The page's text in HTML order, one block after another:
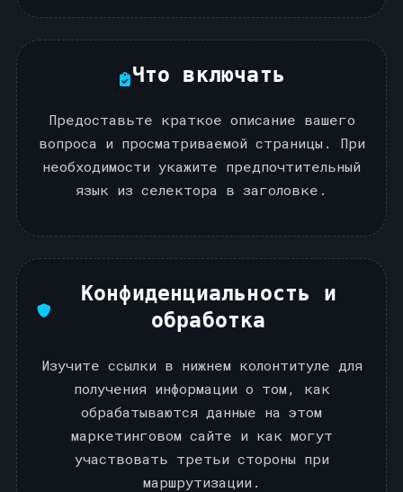
Что включать
Предоставьте краткое описание вашего
вопроса и просматриваемой страницы. При
необходимости укажите предпочтительный
язык из селектора в заголовке.
Конфиденциальность и
обработка
Изучите ссылки в нижнем колонтитуле для
получения информации о том, как
обрабатываются данные на этом
маркетинговом сайте и как могут
участвовать третьи стороны при
маршрутизации.